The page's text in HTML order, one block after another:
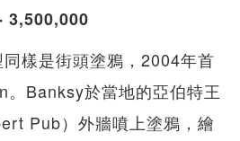
3,500,000
同樣是街頭塗鴉，2004年首
。Banksy於當地的亞伯特王
Pub）外牆噴上塗鴉，繪